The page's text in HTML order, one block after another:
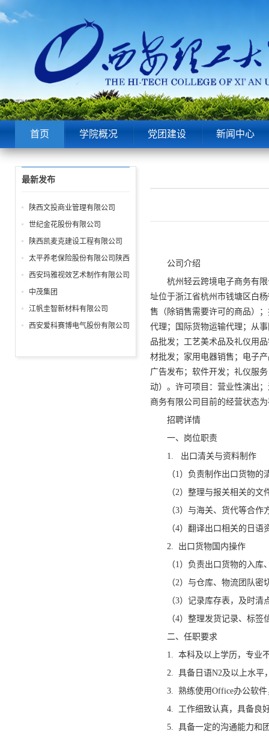
首页 学院概况 党团建设 新闻中心
公司介绍
杭州轻云跨境电子商务有
址位于浙江省杭州市钱塘区白
售（除销售需要许可的商品）
代理；国际货物运输代理；从
品批发；工艺美术品及礼仪用
材批发；家用电器销售；电子
广告发布；软件开发；礼仪服
动）。许可项目：营业性演出
商务有限公司目前的经营状态
招聘详情
一、岗位职责
1. 出口清关与资料制作
（1）负责制作出口货物
（2）整理与报关相关的
（3）与海关、货代等合
（4）翻译出口相关的日
2. 出口货物国内操作
（1）负责出口货物的入
（2）与仓库、物流团队
（3）记录库存表，及时清
（4）整理发货记录、标
二、任职要求
1. 本科及以上学历，专业
2. 具备日语N2及以上水平
3. 熟练使用Office办公软件
4. 工作细致认真，具备良
5. 具备一定的沟通能力和
最新发布
陕西文投商业管理有限公司
世纪金花股份有限公司
陕西凯麦克建设工程有限公司
太平养老保险股份有限公司陕西
分公司
西安玛雅视效艺术制作有限公司
中茂集团
江帆圭智新材料有限公司
西安爱科赛博电气股份有限公司